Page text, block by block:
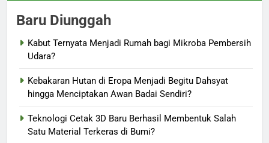
Baru Diunggah
Kabut Ternyata Menjadi Rumah bagi Mikroba Pembersih
Udara?
Kebakaran Hutan di Eropa Menjadi Begitu Dahsyat
hingga Menciptakan Awan Badai Sendiri?
Teknologi Cetak 3D Baru Berhasil Membentuk Salah
Satu Material Terkeras di Bumi?